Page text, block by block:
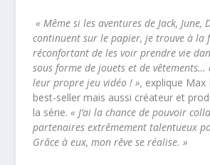
« Même si les aventures de Jack, June,
continuent sur le papier, je trouve à la
réconfortant de les voir prendre vie
sous forme de jouets et de
leur propre jeu vidéo ! », explique Max
best-seller mais aussi créateur et
la série.« J’ai la chance de pouvoir
partenaires extrêmement talentueux
Grâce à eux, mon rêve se réalise. »